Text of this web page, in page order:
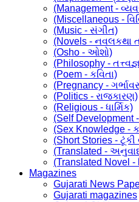
(Management -
(Miscellaneous -
(Music - સંગીત)
(Novels - નવલકથા
(Osho - ઓશો)
(Philosophy -
(Poem - કવિતા)
(Pregnancy -
(Politics - રાજકારણ)
(Religious - ધાર્મિક)
(Self Development
(Sex Knowledge -
(Short Stories - ટૂંકી
(Translated -
(Translated Novel
Magazines
Gujarati News
Gujarati magazines